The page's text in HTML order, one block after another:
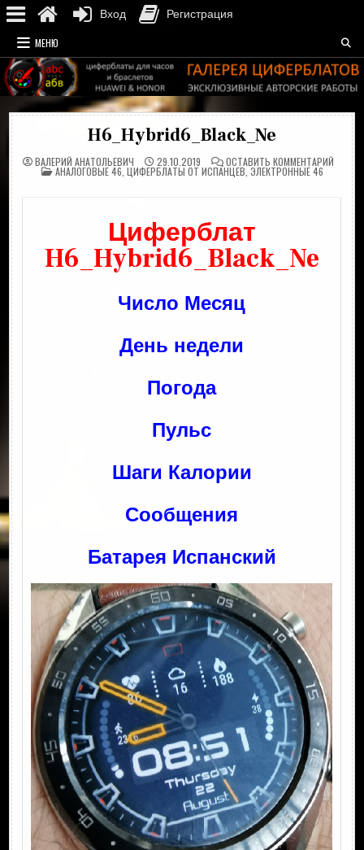
Перейти
к
содержимому
МЕНЮ
H6_Hybrid6_Black_Ne
ВАЛЕРИЙ АНАТОЛЬЕВИЧ 29.10.2019 ОСТАВИТЬ КОММЕНТАРИЙНА
ОПУБЛИКОВАНО
В
АНАЛОГОВЫЕ 46 ЦИФЕРБЛАТЫ ОТ ИСПАНЦЕВ ЭЛЕКТРОННЫЕ 46
Циферблат
H6_Hybrid6_Black_Ne
Число Месяц
День недели
Погода
Пульс
Шаги Калории
Сообщения
Батарея Испанский
Вход Регистрация